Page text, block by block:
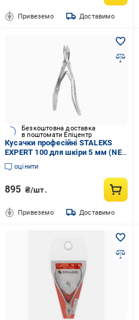
Привеземо Доставимо
Безкоштовна доставка
в поштомати Епіцентр
Кусачки професійні STALEKS
EXPERT 100 для шкіри 5 мм (NE-
100-5)
оцінити
895 ₴/шт.
Привеземо Доставимо